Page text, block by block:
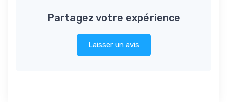
Partagez votre expérience
Laisser un avis